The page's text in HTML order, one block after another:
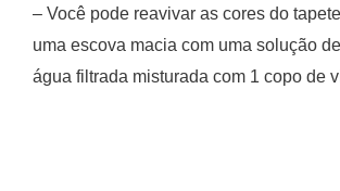
– Você pode reavivar as cores do
uma escova macia com uma solução
água filtrada misturada com 1 copo de